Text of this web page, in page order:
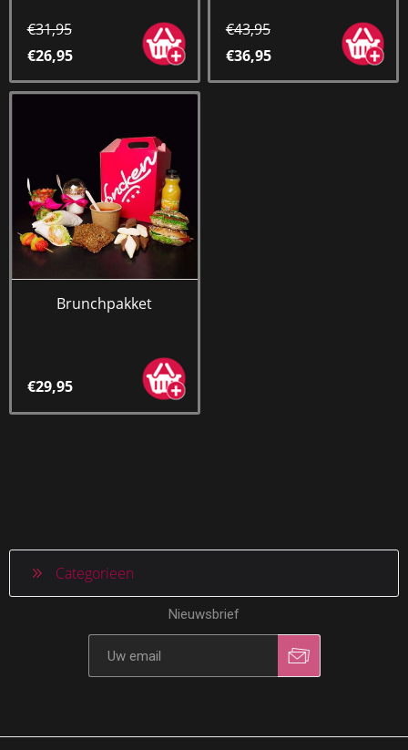
€31,95
€26,95
€43,95
€36,95
Brunchpakket
€29,95
Categorieen
Nieuwsbrief